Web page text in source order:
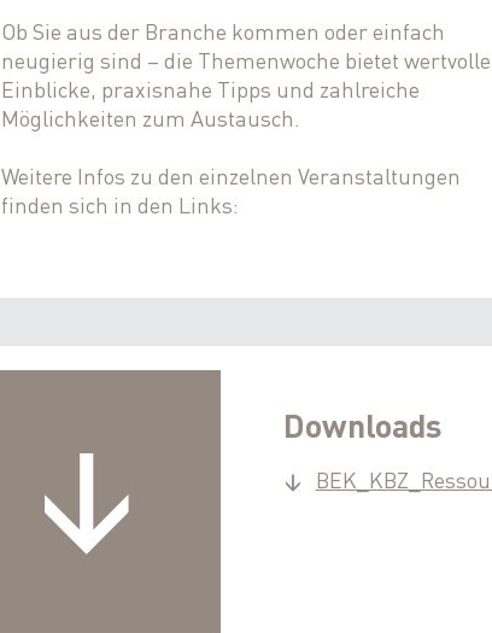
Ob Sie aus der Branche kommen oder einfach
neugierig sind – die Themenwoche bietet wertvolle
Einblicke, praxisnahe Tipps und zahlreiche
Möglichkeiten zum Austausch.
Weitere Infos zu den einzelnen Veranstaltungen
finden sich in den Links:
Downloads
↓